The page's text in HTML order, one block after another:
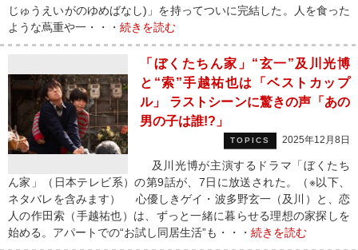
じゅうえいがのゆめばなし)」を持ってついに完結した。人を食った
ような蔦重や一・・・ 続きを読む
「ぼくたちん家」“玄一”及川光博
と“索”手越祐也は「ベストカップ
ル」 ラストシーンに驚きの声「あの
男の子は誰!?」
TOPICS 2025年12月8日
及川光博が主演するドラマ「ぼくたち
ん家」（日本テレビ系）の第9話が、7日に放送された。（※以下、
ネタバレを含みます） 心優しきゲイ・波多野玄一（及川）と、恋
人の作田索（手越祐也）は、ずっと一緒に暮らせる理想の家探しを
始める。アパートでの“お試し同居生活”も・・・ 続きを読む